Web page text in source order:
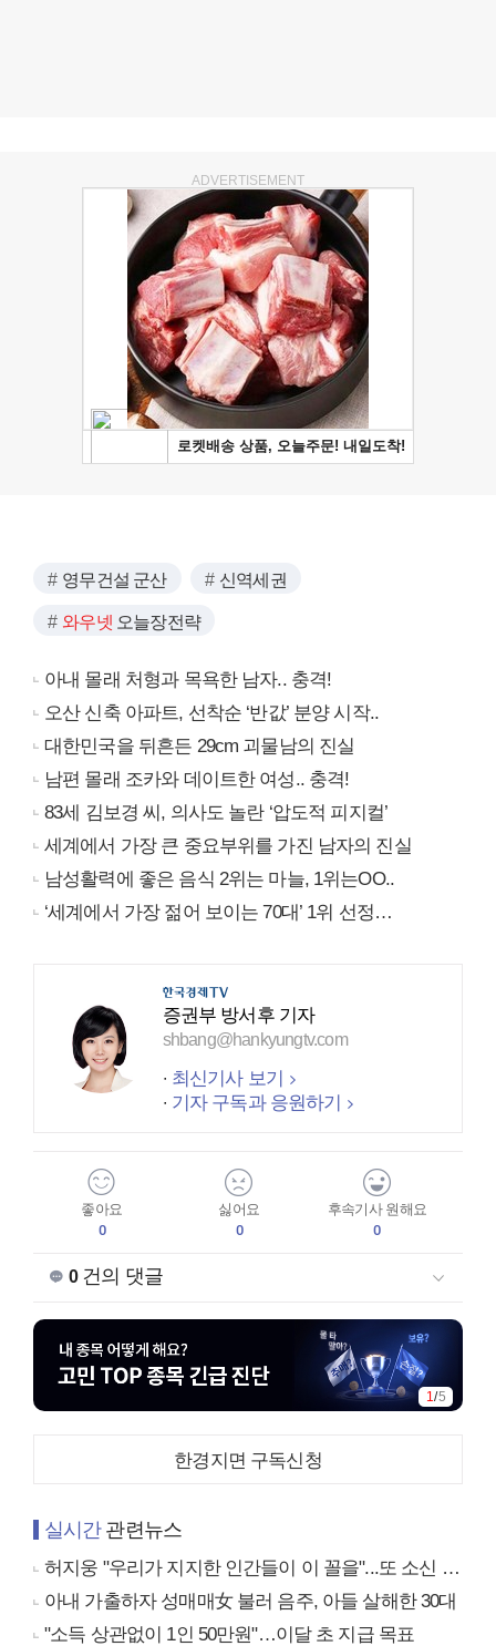
ADVERTISEMENT
영무건설 군산 신역세권
와우넷 오늘장전략
아내 몰래 처형과 목욕한 남자.. 충격!
오산 신축 아파트, 선착순 ‘반값’ 분양 시작..
대한민국을 뒤흔든 29cm 괴물남의 진실
남편 몰래 조카와 데이트한 여성.. 충격!
83세 김보경 씨, 의사도 놀란 ‘압도적 피지컬’
세계에서 가장 큰 중요부위를 가진 남자의 진실
남성활력에 좋은 음식 2위는 마늘, 1위는OO..
‘세계에서 가장 젊어 보이는 70대’ 1위 선정…
증권부 방서후 기자
shbang@hankyungtv.com
최신기사 보기
기자 구독과 응원하기
좋아요
0
싫어요
0
후속기사 원해요
0
0건의 댓글
1 /5
한경지면 구독신청
실시간관련뉴스
허지웅 "우리가 지지한 인간들이 이 꼴을"...또 소신 발언
아내 가출하자 성매매女 불러 음주, 아들 살해한 30대
"소득 상관없이 1인 50만원"…이달 초 지급 목표